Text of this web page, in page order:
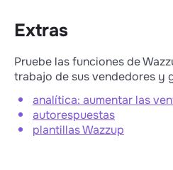
Extras
Pruebe las funciones de
trabajo de sus vendedores y
analítica: aumentar las
autorespuestas
plantillas Wazzup